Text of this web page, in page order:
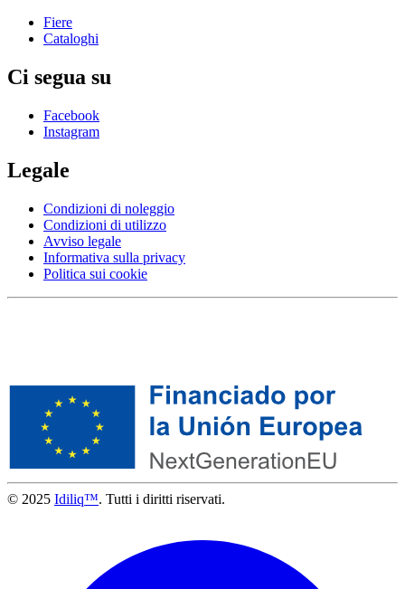
Fiere
Cataloghi
Ci segua su
Facebook
Instagram
Legale
Condizioni di noleggio
Condizioni di utilizzo
Avviso legale
Informativa sulla privacy
Politica sui cookie
© 2025 Idiliq™. Tutti i diritti riservati.